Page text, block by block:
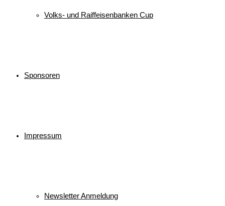
Volks- und Raiffeisenbanken Cup
Sponsoren
Impressum
Newsletter Anmeldung